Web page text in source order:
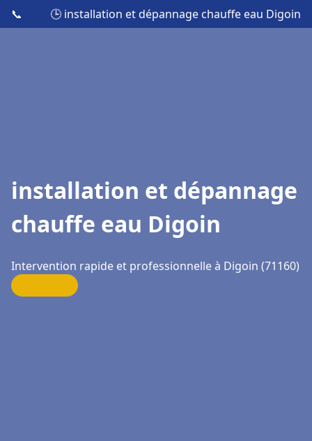
📞 🕒 installation et dépannage chauffe eau Digoin
installation et dépannage
chauffe eau Digoin
Intervention rapide et professionnelle à Digoin (71160)